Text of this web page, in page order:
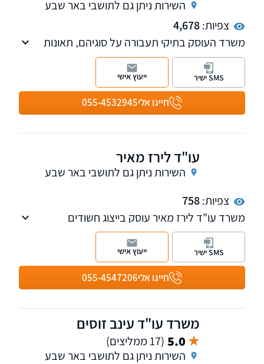
השירות ניתן גם לתושבי באר שבע
צפיות:4,678
משרד העוסק בתיקי תעבורה על סוגיהם, תאונות
דרכים, תיקי מהירות, תיקי שכרות, עבירות תעבורה
על סוגיהן. עו"ד ידגר תפקד בעבר כבוחן וחוקר
תאונות דרכים באגף התנועה של משטרת ישראל
וכעד מומחה בתיקי חקירה ובבתי המשפט, לכן
נחשב כבעל ניסיון מקצועי רב בתחום חקר תאונות
חייגו אלי055-4532945
SMS ישיר ייעוץ אישי
עו"ד לירז מאיר
השירות ניתן גם לתושבי באר שבע
צפיות:758
משרד עו"ד לירז מאיר עוסק בייצוג חשודים
ונאשמים בכל סוגי התיקים הפליליים: עבירות
סמים, עבירות מין, עבירות רכוש, עבירות כלכליות,
עבירות הונאת, ותיקי אלימות - רצח, הריגה, תקיפה,
איומים ואלימות במשפחה
חייגו אלי055-4547206
SMS ישיר ייעוץ אישי
משרד עו"ד עינב זוסים
5.0 (17 ממליצים)
השירות ניתן גם לתושבי באר שבע